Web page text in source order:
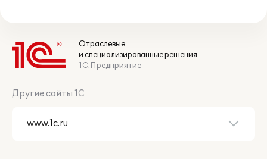
Отраслевые
и специализированные решения
1С:Предприятие
Другие сайты 1С